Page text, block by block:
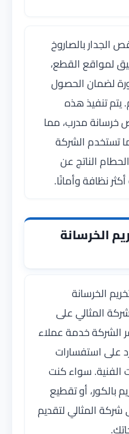
الجدار بالصاروخ
لمواقع القطع،
لضمان الحصول
تنفيذ هذه
مدرب، مما
تستخدم الشركة
الناتج عن
نظافة وأمانًا.
الخرسانة
الخرسانة
المثالي على
الشركة خدمة عملاء
على استفسارات
الفنية. سواء كنت
بالكور، أو تقطيع
شركة المثالي لتقديم